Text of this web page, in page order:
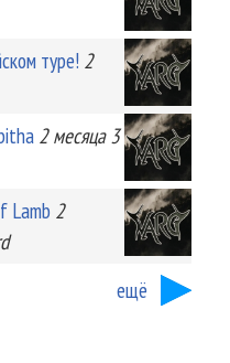
туре! 2
2 месяца 3
Lamb 2
ещё